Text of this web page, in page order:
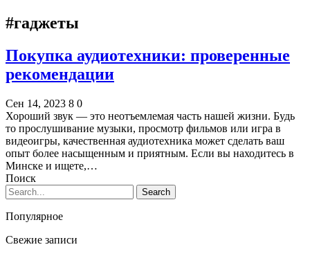
#гаджеты
Покупка аудиотехники: проверенные
рекомендации
Сен 14, 2023 8 0
Хороший звук — это неотъемлемая часть нашей жизни. Будь
то прослушивание музыки, просмотр фильмов или игра в
видеоигры, качественная аудиотехника может сделать ваш
опыт более насыщенным и приятным. Если вы находитесь в
Минске и ищете,…
Поиск
Популярное
Свежие записи